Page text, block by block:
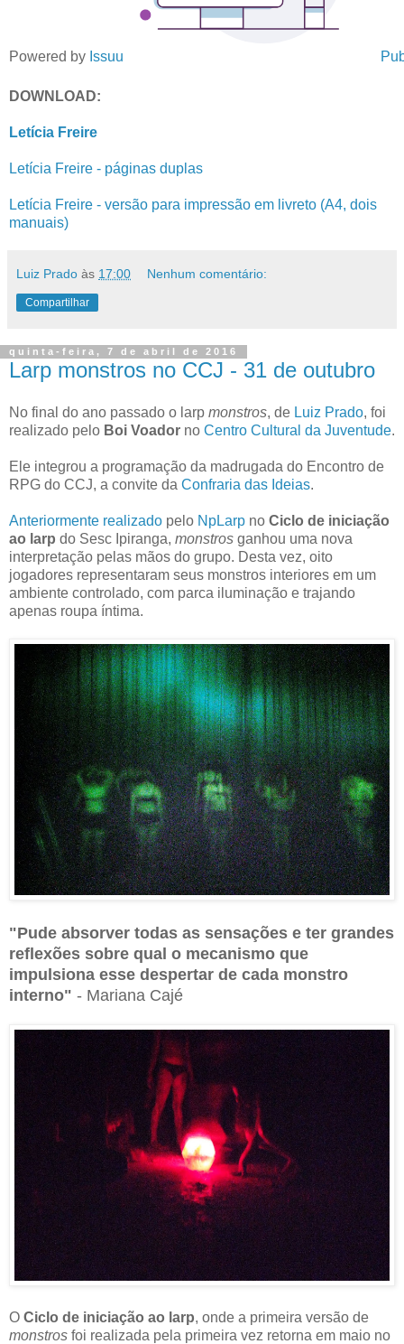
Powered by Issuu
DOWNLOAD:
Letícia Freire
Letícia Freire - páginas duplas
Letícia Freire - versão para impressão em livreto (A4, dois
manuais)
Luiz Prado às 17:00 Nenhum comentário:
Compartilhar
quinta-feira, 7 de abril de 2016
Larp monstros no CCJ - 31 de outubro
No final do ano passado o larp monstros, de Luiz Prado, foi
realizado pelo Boi Voador no Centro Cultural da Juventude.
Ele integrou a programação da madrugada do Encontro de
RPG do CCJ, a convite da Confraria das Ideias.
Anteriormente realizado pelo NpLarp no Ciclo de iniciação
ao larp do Sesc Ipiranga, monstros ganhou uma nova
interpretação pelas mãos do grupo. Desta vez, oito
jogadores representaram seus monstros interiores em um
ambiente controlado, com parca iluminação e trajando
apenas roupa íntima.
"Pude absorver todas as sensações e ter grandes
reflexões sobre qual o mecanismo que
impulsiona esse despertar de cada monstro
interno" - Mariana Cajé
O Ciclo de iniciação ao larp, onde a primeira versão de
monstros foi realizada pela primeira vez retorna em maio no